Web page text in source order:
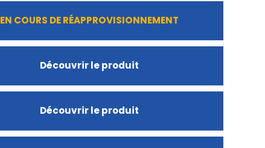
EN COURS DE RÉAPPROVISIONNEMENT
Découvrir le produit
Découvrir le produit